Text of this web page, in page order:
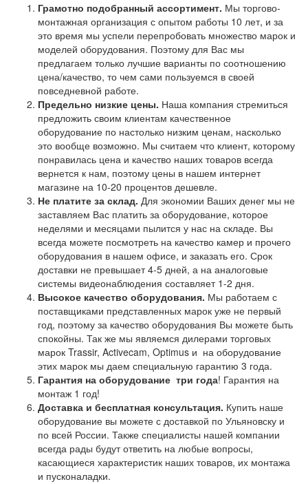
Грамотно подобранный ассортимент. Мы торгово-
монтажная организация с опытом работы 10 лет, и за
это время мы успели перепробовать множество марок и
моделей оборудования. Поэтому для Вас мы
предлагаем только лучшие варианты по соотношению
цена/качество, то чем сами пользуемся в своей
повседневной работе.
Предельно низкие цены. Наша компания стремиться
предложить своим клиентам качественное
оборудование по настолько низким ценам, насколько
это вообще возможно. Мы считаем что клиент, которому
понравилась цена и качество наших товаров всегда
вернется к нам, поэтому цены в нашем интернет
магазине на 10-20 процентов дешевле.
Не платите за склад. Для экономии Ваших денег мы не
заставляем Вас платить за оборудование, которое
неделями и месяцами пылится у нас на складе. Вы
всегда можете посмотреть на качество камер и прочего
оборудования в нашем офисе, и заказать его. Срок
доставки не превышает 4-5 дней, а на аналоговые
системы видеонаблюдения составляет 1-2 дня.
Высокое качество оборудования. Мы работаем с
поставщиками представленных марок уже не первый
год, поэтому за качество оборудования Вы можете быть
спокойны. Так же мы являемся дилерами торговых
марок Trassir, Activecam, Optimus и на оборудование
этих марок мы даем специальную гарантию 3 года.
Гарантия на оборудование три года! Гарантия на
монтаж 1 год!
Доставка и бесплатная консультация. Купить наше
оборудование вы можете с доставкой по Ульяновску и
по всей России. Также специалисты нашей компании
всегда рады будут ответить на любые вопросы,
касающиеся характеристик наших товаров, их монтажа
и пусконаладки.